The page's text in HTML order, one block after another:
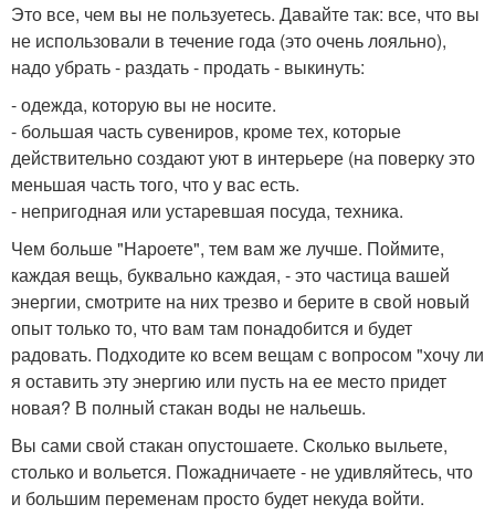
Это все, чем вы не пользуетесь. Давайте так: все, что вы
не использовали в течение года (это очень лояльно),
надо убрать - раздать - продать - выкинуть:
- одежда, которую вы не носите.
- большая часть сувениров, кроме тех, которые
действительно создают уют в интерьере (на поверку это
меньшая часть того, что у вас есть.
- непригодная или устаревшая посуда, техника.
Чем больше "Нароете", тем вам же лучше. Поймите,
каждая вещь, буквально каждая, - это частица вашей
энергии, смотрите на них трезво и берите в свой новый
опыт только то, что вам там понадобится и будет
радовать. Подходите ко всем вещам с вопросом "хочу ли
я оставить эту энергию или пусть на ее место придет
новая? В полный стакан воды не нальешь.
Вы сами свой стакан опустошаете. Сколько выльете,
столько и вольется. Пожадничаете - не удивляйтесь, что
и большим переменам просто будет некуда войти.